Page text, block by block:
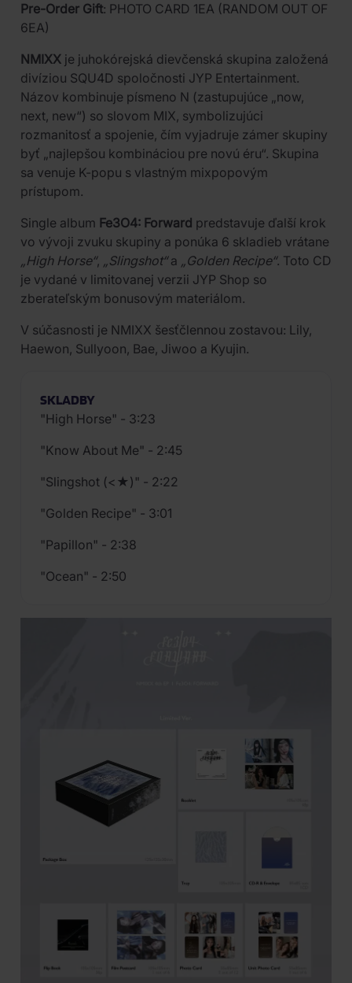
Pre-Order Gift: PHOTO CARD 1EA (RANDOM OUT OF
6EA)
NMIXX je juhokórejská dievčenská skupina založená
divíziou SQU4D spoločnosti JYP Entertainment.
Názov kombinuje písmeno N (zastupujúce „now,
next, new“) so slovom MIX, symbolizujúci
rozmanitosť a spojenie, čím vyjadruje zámer skupiny
byť „najlepšou kombináciou pre novú éru“. Skupina
sa venuje K-popu s vlastným mixpopovým
prístupom.
Single album Fe3O4: Forward predstavuje ďalší krok
vo vývoji zvuku skupiny a ponúka 6 skladieb vrátane
„High Horse“, „Slingshot“a „Golden Recipe“. Toto CD
je vydané v limitovanej verzii JYP Shop so
zberateľským bonusovým materiálom.
V súčasnosti je NMIXX šesťčlennou zostavou: Lily,
Haewon, Sullyoon, Bae, Jiwoo a Kyujin.
SKLADBY
"High Horse" - 3:23
"Know About Me" - 2:45
"Slingshot (<★)" - 2:22
"Golden Recipe" - 3:01
"Papillon" - 2:38
"Ocean" - 2:50